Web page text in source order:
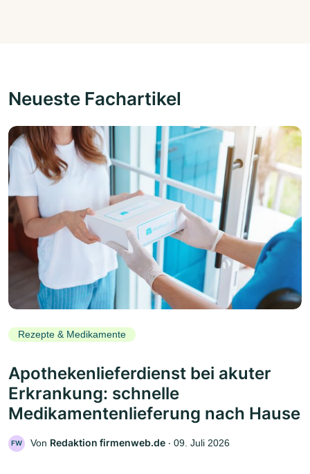
Neueste Fachartikel
Rezepte & Medikamente
Apothekenlieferdienst bei akuter
Erkrankung: schnelle
Medikamentenlieferung nach Hause
FW Von Redaktion firmenweb.de ‧ 09. Juli 2026